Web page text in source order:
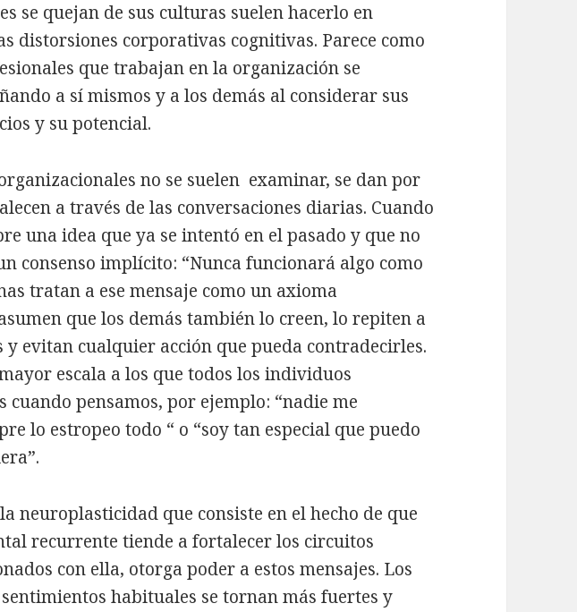
se quejan de sus culturas suelen hacerlo en
distorsiones corporativas cognitivas. Parece como
que trabajan en la organización se
a sí mismos y a los demás al considerar sus
y su potencial.
no se suelen examinar, se dan por
a través de las conversaciones diarias. Cuando
una idea que ya se intentó en el pasado y que no
consenso implícito: “Nunca funcionará algo como
tratan a ese mensaje como un axioma
que los demás también lo creen, lo repiten a
y evitan cualquier acción que pueda contradecirles.
escala a los que todos los individuos
cuando pensamos, por ejemplo: “nadie me
lo estropeo todo “ o “soy tan especial que puedo
neuroplasticidad que consiste en el hecho de que
recurrente tiende a fortalecer los circuitos
con ella, otorga poder a estos mensajes. Los
habituales se tornan más fuertes y